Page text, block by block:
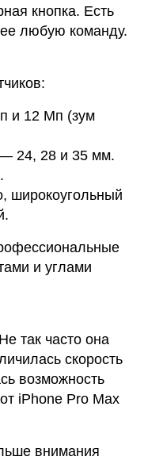
кнопка. Есть
любую команду.
и 12 Мп (зум
24, 28 и 35 мм.
широкоугольный
и углами
так часто она
скорость
возможность
iPhone Pro Max
внимания